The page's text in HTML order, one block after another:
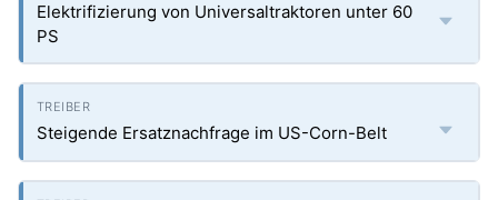
Elektrifizierung von Universaltraktoren unter 60
PS
Steigende Ersatznachfrage im US-Corn-Belt